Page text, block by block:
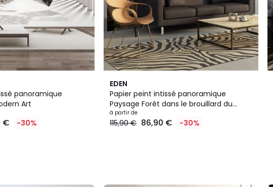
panoramique
Art
€ -30%
EDEN
Papier peint intissé panoramique
Paysage Forêt dans le brouillard du
matin
à partir de
115,90 € 86,90 € -30%